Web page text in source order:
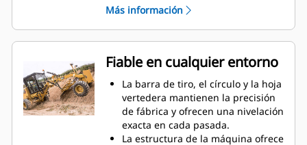
sobre material suelto. La mayor
accidentados con una tracción
productividad.
El sistema hidráulico cuenta con
una capacidad multifunción para
ofrecer un rendimiento preciso y
acondicionado (HVAC, Heating,
Ventilation and Air Conditioning)
de alta capacidad permite que
circule aire fresco, impide la
entrada de polvo y evita la
formación de vaho en los
parabrisas.
Encuentre rápidamente su marcha
actual en la pantalla frontal.
Añada fácilmente una radio a la
Más información
Fiable en cualquier entorno
La barra de tiro, el círculo y la hoja
vertedera mantienen la precisión
de fábrica y ofrecen una nivelación
exacta en cada pasada.
La estructura de la máquina ofrece